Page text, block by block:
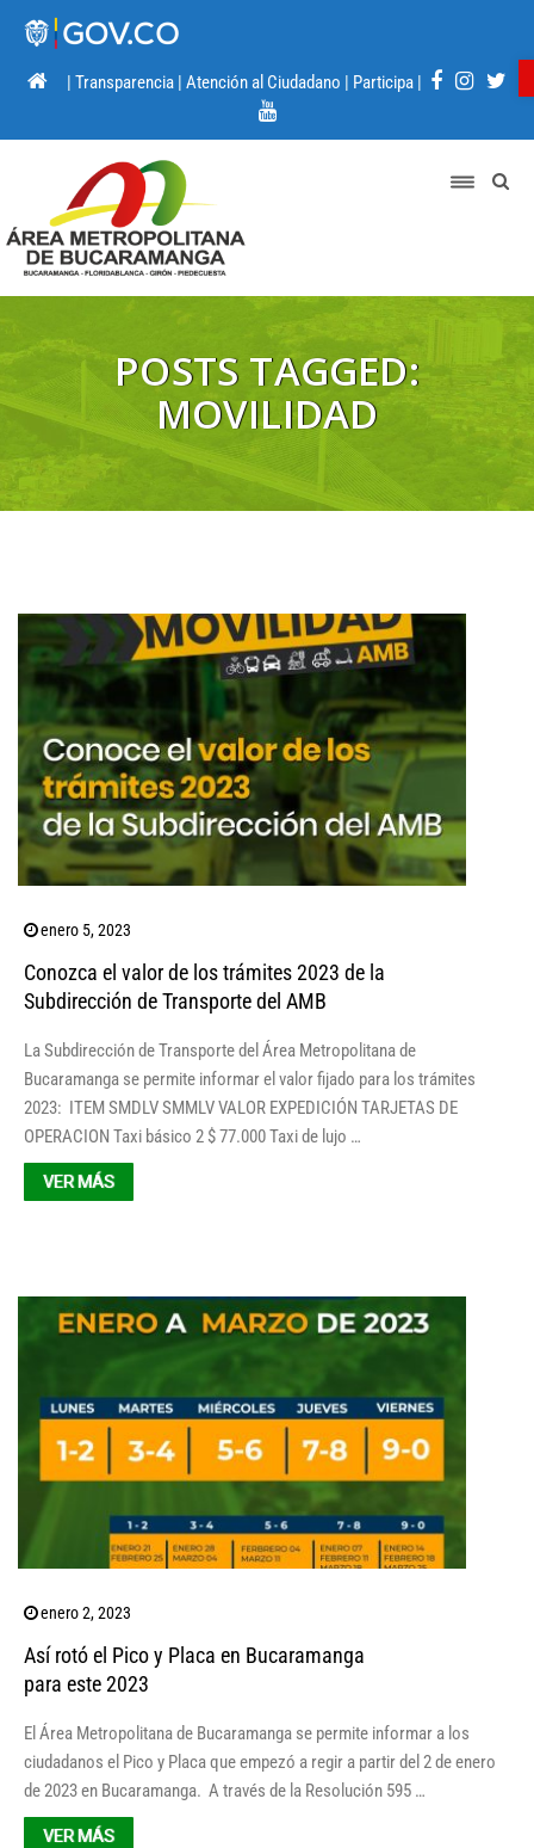
| Transparencia | Atención al Ciudadano | Participa |
POSTS TAGGED:
MOVILIDAD
enero 5, 2023
Conozca el valor de los trámites 2023 de la
Subdirección de Transporte del AMB
La Subdirección de Transporte del Área Metropolitana de
Bucaramanga se permite informar el valor fijado para los trámites
2023: ITEM SMDLV SMMLV VALOR EXPEDICIÓN TARJETAS DE
OPERACION Taxi básico 2 $ 77.000 Taxi de lujo …
VER MÁS
enero 2, 2023
Así rotó el Pico y Placa en Bucaramanga
para este 2023
El Área Metropolitana de Bucaramanga se permite informar a los
ciudadanos el Pico y Placa que empezó a regir a partir del 2 de enero
de 2023 en Bucaramanga. A través de la Resolución 595 …
VER MÁS